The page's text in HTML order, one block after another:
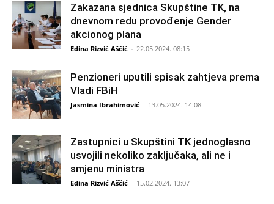
Zakazana sjednica Skupštine TK, na
dnevnom redu provođenje Gender
akcionog plana
Edina Rizvić Aščić - 22.05.2024. 08:15
Penzioneri uputili spisak zahtjeva prema
Vladi FBiH
Jasmina Ibrahimović - 13.05.2024. 14:08
Zastupnici u Skupštini TK jednoglasno
usvojili nekoliko zaključaka, ali ne i
smjenu ministra
Edina Rizvić Aščić - 15.02.2024. 13:07